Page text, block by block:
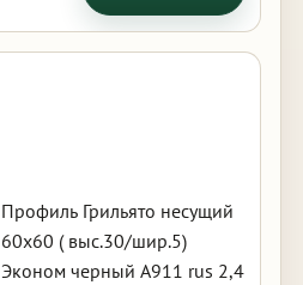
Профиль Грильято несущий
60х60 ( выс.30/шир.5)
Эконом черный А911 rus 2,4